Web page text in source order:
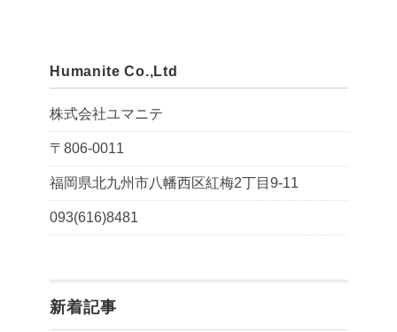
Humanite Co.,Ltd
株式会社ユマニテ
〒806-0011
福岡県北九州市八幡西区紅梅2丁目9-11
093(616)8481
新着記事